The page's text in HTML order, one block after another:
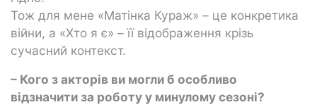
Тож для мене «Матінка Кураж» – це конкретика
війни, а «Хто я є» – її відображення крізь
сучасний контекст.
– Кого з акторів ви могли б особливо
відзначити за роботу у минулому сезоні?